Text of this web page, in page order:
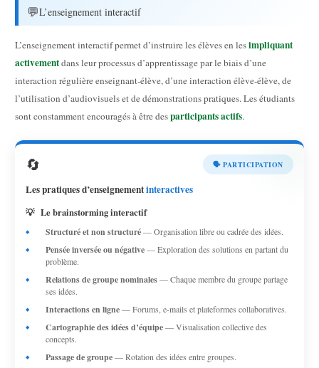
💬L’enseignement interactif
L’enseignement interactif permet d’instruire les élèves en lesimpliquant
activementdans leur processus d’apprentissage par le biais d’une
interaction régulière enseignant-élève, d’une interaction élève-élève, de
l’utilisation d’audiovisuels et de démonstrations pratiques. Les étudiants
sont constamment encouragés à être desparticipants actifs.
🔄 🗣️ PARTICIPATION
Les pratiques d’enseignementinteractives
💡 Le brainstorming interactif
Structuré et non structuré— Organisation libre ou cadrée des idées.
Pensée inversée ou négative— Exploration des solutions en partant du
problème.
Relations de groupe nominales— Chaque membre du groupe partage
ses idées.
Interactions en ligne— Forums, e-mails et plateformes collaboratives.
Cartographie des idées d’équipe— Visualisation collective des
concepts.
Passage de groupe— Rotation des idées entre groupes.